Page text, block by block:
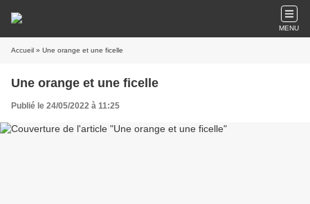
MENU
Accueil » Une orange et une ficelle
Une orange et une ficelle
Publié le 24/05/2022 à 11:25